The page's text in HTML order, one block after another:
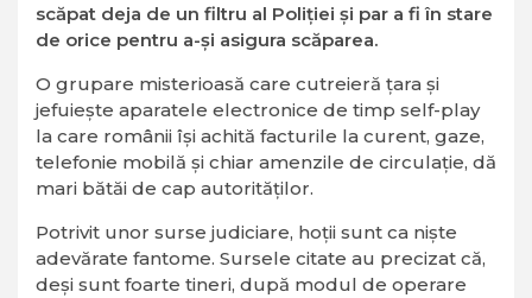
scăpat deja de un filtru al Poliției și par a fi în stare
de orice pentru a-și asigura scăparea.
O grupare misterioasă care cutreieră țara și
jefuiește aparatele electronice de timp self-play
la care românii își achită facturile la curent, gaze,
telefonie mobilă și chiar amenzile de circulație, dă
mari bătăi de cap autorităților.
Potrivit unor surse judiciare, hoții sunt ca niște
adevărate fantome. Sursele citate au precizat că,
deși sunt foarte tineri, după modul de operare